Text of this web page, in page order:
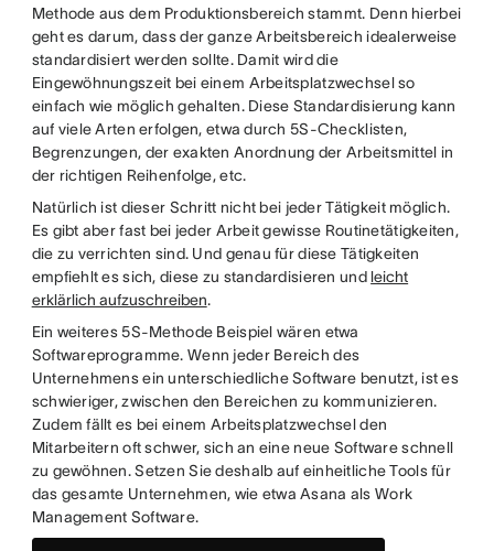
Methode aus dem Produktionsbereich stammt. Denn hierbei
geht es darum, dass der ganze Arbeitsbereich idealerweise
standardisiert werden sollte. Damit wird die
Eingewöhnungszeit bei einem Arbeitsplatzwechsel so
einfach wie möglich gehalten. Diese Standardisierung kann
auf viele Arten erfolgen, etwa durch 5S-Checklisten,
Begrenzungen, der exakten Anordnung der Arbeitsmittel in
der richtigen Reihenfolge, etc.
Natürlich ist dieser Schritt nicht bei jeder Tätigkeit möglich.
Es gibt aber fast bei jeder Arbeit gewisse Routinetätigkeiten,
die zu verrichten sind. Und genau für diese Tätigkeiten
empfiehlt es sich, diese zu standardisieren und leicht
erklärlich aufzuschreiben.
Ein weiteres 5S-Methode Beispiel wären etwa
Softwareprogramme. Wenn jeder Bereich des
Unternehmens ein unterschiedliche Software benutzt, ist es
schwieriger, zwischen den Bereichen zu kommunizieren.
Zudem fällt es bei einem Arbeitsplatzwechsel den
Mitarbeitern oft schwer, sich an eine neue Software schnell
zu gewöhnen. Setzen Sie deshalb auf einheitliche Tools für
das gesamte Unternehmen, wie etwa Asana als Work
Management Software.